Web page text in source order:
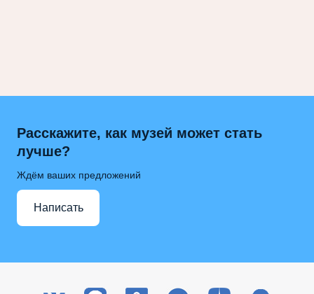
Расскажите, как музей может стать
лучше?
Ждём ваших предложений
Написать